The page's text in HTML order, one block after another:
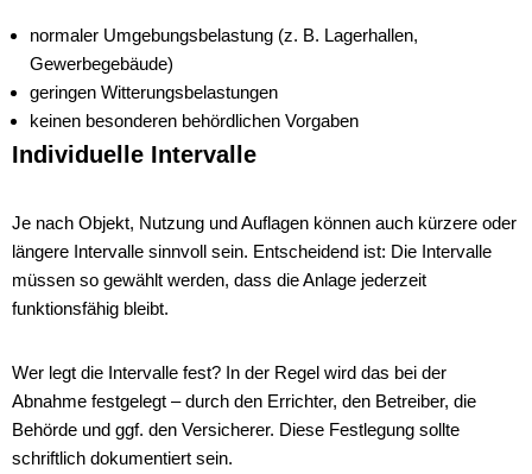
normaler Umgebungsbelastung (z. B. Lagerhallen,
Gewerbegebäude)
geringen Witterungsbelastungen
keinen besonderen behördlichen Vorgaben
Individuelle Intervalle
Je nach Objekt, Nutzung und Auflagen können auch kürzere oder
längere Intervalle sinnvoll sein. Entscheidend ist: Die Intervalle
müssen so gewählt werden, dass die Anlage jederzeit
funktionsfähig bleibt.
Wer legt die Intervalle fest? In der Regel wird das bei der
Abnahme festgelegt – durch den Errichter, den Betreiber, die
Behörde und ggf. den Versicherer. Diese Festlegung sollte
schriftlich dokumentiert sein.